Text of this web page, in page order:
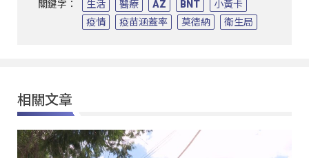
關鍵字： 生活 醫療 AZ BNT
小黃卡
疫情
疫苗涵蓋率 莫德納 衛生局
相關文章